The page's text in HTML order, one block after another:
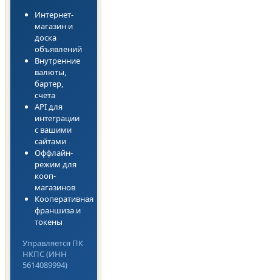
Интернет-
магазин и
доска
объявлений
Внутренние
валюты,
бартер,
счета
API для
интеграции
с вашими
сайтами
Оффлайн-
режим для
кооп-
магазинов
Кооперативная
франшиза и
токены
Управляется ПК
НКПС (ИНН
5614089994)